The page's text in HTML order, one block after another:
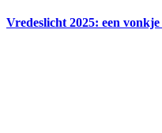
Vredeslicht 2025: een